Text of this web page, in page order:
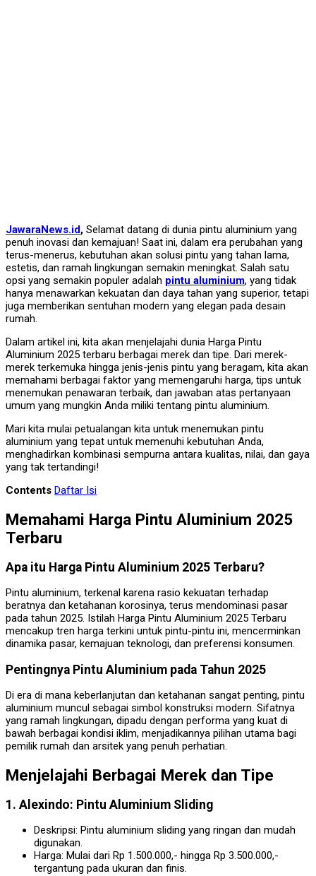
JawaraNews.id, Selamat datang di dunia pintu aluminium yang
penuh inovasi dan kemajuan! Saat ini, dalam era perubahan yang
terus-menerus, kebutuhan akan solusi pintu yang tahan lama,
estetis, dan ramah lingkungan semakin meningkat. Salah satu
opsi yang semakin populer adalah pintu aluminium, yang tidak
hanya menawarkan kekuatan dan daya tahan yang superior, tetapi
juga memberikan sentuhan modern yang elegan pada desain
rumah.
Dalam artikel ini, kita akan menjelajahi dunia Harga Pintu
Aluminium 2025 terbaru berbagai merek dan tipe. Dari merek-
merek terkemuka hingga jenis-jenis pintu yang beragam, kita akan
memahami berbagai faktor yang memengaruhi harga, tips untuk
menemukan penawaran terbaik, dan jawaban atas pertanyaan
umum yang mungkin Anda miliki tentang pintu aluminium.
Mari kita mulai petualangan kita untuk menemukan pintu
aluminium yang tepat untuk memenuhi kebutuhan Anda,
menghadirkan kombinasi sempurna antara kualitas, nilai, dan gaya
yang tak tertandingi!
Contents Daftar Isi
Memahami Harga Pintu Aluminium 2025
Terbaru
Apa itu Harga Pintu Aluminium 2025 Terbaru?
Pintu aluminium, terkenal karena rasio kekuatan terhadap
beratnya dan ketahanan korosinya, terus mendominasi pasar
pada tahun 2025. Istilah Harga Pintu Aluminium 2025 Terbaru
mencakup tren harga terkini untuk pintu-pintu ini, mencerminkan
dinamika pasar, kemajuan teknologi, dan preferensi konsumen.
Pentingnya Pintu Aluminium pada Tahun 2025
Di era di mana keberlanjutan dan ketahanan sangat penting, pintu
aluminium muncul sebagai simbol konstruksi modern. Sifatnya
yang ramah lingkungan, dipadu dengan performa yang kuat di
bawah berbagai kondisi iklim, menjadikannya pilihan utama bagi
pemilik rumah dan arsitek yang penuh perhatian.
Menjelajahi Berbagai Merek dan Tipe
1. Alexindo: Pintu Aluminium Sliding
Deskripsi: Pintu aluminium sliding yang ringan dan mudah
digunakan.
Harga: Mulai dari Rp 1.500.000,- hingga Rp 3.500.000,-
tergantung pada ukuran dan finis.